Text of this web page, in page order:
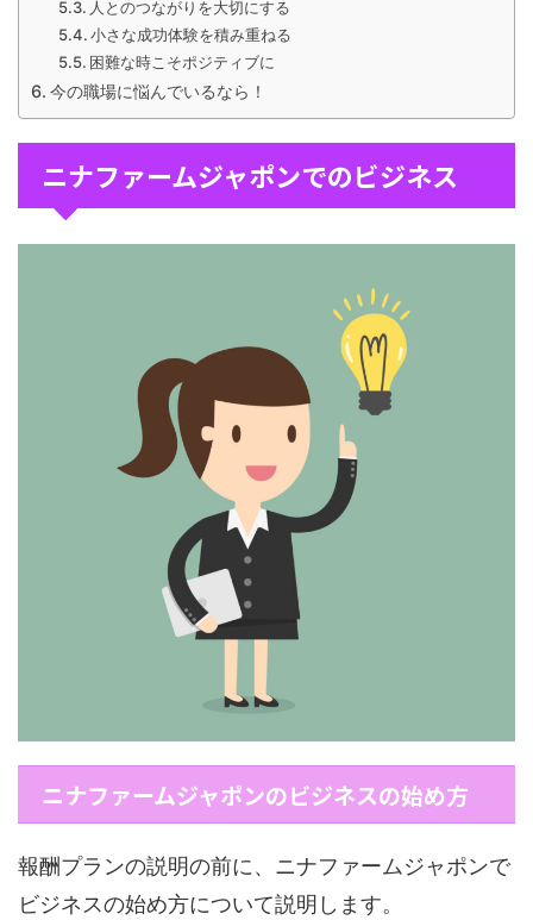
人とのつながりを大切にする
小さな成功体験を積み重ねる
困難な時こそポジティブに
今の職場に悩んでいるなら！
ニナファームジャポンでのビジネス
ニナファームジャポンのビジネスの始め方
報酬プランの説明の前に、ニナファームジャポンで
ビジネスの始め方について説明します。